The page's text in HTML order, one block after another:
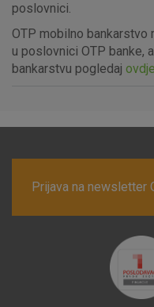
poslovnici.
OTP mobilno
u poslovnici OTP banke,
bankarstvu pogledaj ovdje
Prijava na newsletter
Marketinški kolačići
ne mogu se isključiti u
možete postaviti da
o njima, ali u tom slučaju
kolačići ne pohranjuju